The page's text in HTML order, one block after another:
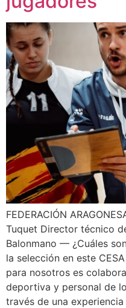
FEDERACIÓN
Tuquet Director técnico
Balonmano — ¿Cuáles
la selección en este
para nosotros es
deportiva y personal de
través de una